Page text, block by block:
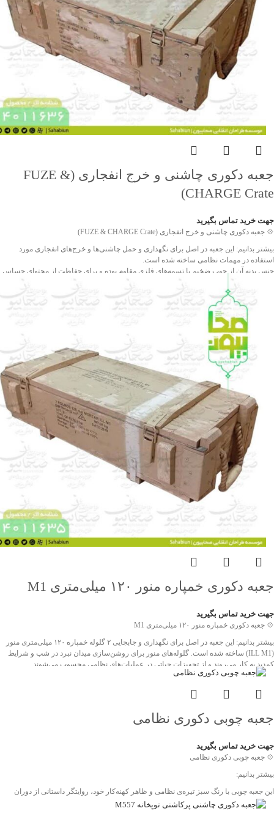
جعبه دکوری چاشنی و خرج انفجاری (FUZE &
CHARGE Crate)
جهت خرید تماس بگیرید
💠 جعبه دکوری چاشنی و خرج انفجاری (FUZE & CHARGE Crate)
بیشتر بدانیم: این جعبه در اصل برای نگهداری و حمل چاشنی‌ها و خرج‌های انفجاری مورد
استفاده در مهمات نظامی ساخته شده است.
جنس بدنه آن از چوب ضخیم با تسمه‌های فلزی مقاوم بوده و برای حفاظت از محتوای حساس
در شرایط میدانی طراحی گردیده است. این نوع جعبه‌ها در ارتش‌ها برای بسته‌بندی و انتقال
ایمن اقلام مهمی همچون چاشنی نارنجک‌ها و خرج پرتابه‌ها به‌کار می‌رفته است.
ویژگی‌های برجسته این محصول، طراحی مستحکم، اصالت تاریخی و ابعاد خاص آن است که
می‌تواند به‌عنوان یک انتخاب جذاب برای دکورهای یادگاری، پروژه‌های یادبود و نمایشگاه‌های
دفاع مقدس مورد استفاده قرار گیرد.
❤️ شناسه اثر: 4011636
جعبه دکوری خمپاره منور ۱۲۰ میلی‌متری M1
جهت خرید تماس بگیرید
💠 جعبه دکوری خمپاره منور ۱۲۰ میلی‌متری M1
بیشتر بدانیم: این جعبه در اصل برای نگهداری و جابجایی ۲ گلوله خمپاره ۱۲۰ میلی‌متری منور
(ILL M1) ساخته شده است. گلوله‌های منور برای روشن‌سازی میدان نبرد در شب و شرایط
کم‌دید به کار می‌روند و از تجهیزات حیاتی در عملیات‌های نظامی محسوب می‌شوند.
تقویت شده است تا در برابر فشار و شرایط سخت میدانی دوام بالایی داشته باشد.
تسلیحات پشتیبانی است که می‌تواند گزینه‌ای جذاب برای دکورهای یادگاری، پروژه‌های
❤️ شناسه اثر: 4011635
جعبه چوبی دکوری نظامی
جهت خرید تماس بگیرید
💠 جعبه چوبی دکوری نظامی
بیشتر بدانیم:
این جعبه چوبی با رنگ سبز تیره‌ی نظامی و ظاهر کهنه‌کار خود، روایتگر داستانی از دوران
جنگ و عملیات است. این نوع جعبه‌ها در گذشته برای نگهداری و حمل تجهیزات حساس